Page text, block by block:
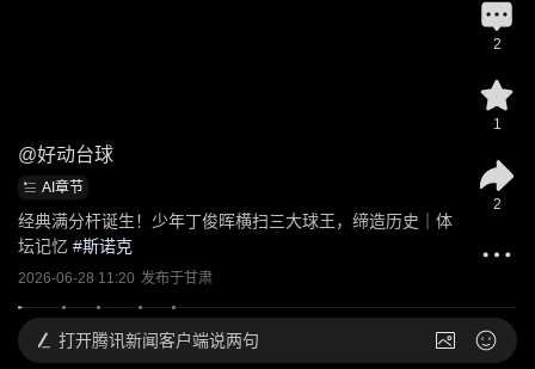
@好动台球
AI章节
经典满分杆诞生！少年丁俊晖横扫三大球王，缔造历史｜体
坛记忆 #斯诺克
2026-06-28 11:20 发布于甘肃
2
1
2
打开腾讯新闻客户端说两句